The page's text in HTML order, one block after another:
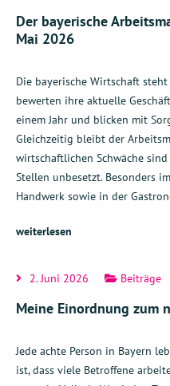
Der bayerische
Mai 2026
Die bayerische Wirtschaft
bewerten ihre aktuelle
einem Jahr und blicken mit
Gleichzeitig bleibt der
wirtschaftlichen Schwäche
Stellen unbesetzt. Besonders
Handwerk sowie in der
weiterlesen
2. Juni 2026 Beiträge
Meine Einordnung zum
Jede achte Person in Bayern
ist, dass viele Betroffene